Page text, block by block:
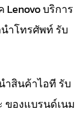
บริการ
ำโทรศัพท์ รับ
ำสินค้าไอที รับ
ของแบรนด์เนม